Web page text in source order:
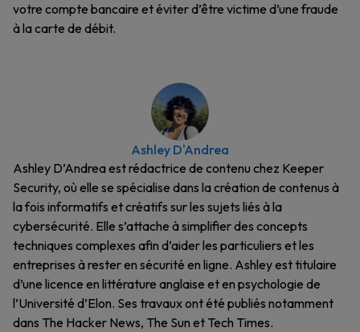
votre compte bancaire et éviter d’être victime d’une fraude
à la carte de débit.
Ashley D'Andrea
Ashley D’Andrea est rédactrice de contenu chez Keeper
Security, où elle se spécialise dans la création de contenus à
la fois informatifs et créatifs sur les sujets liés à la
cybersécurité. Elle s’attache à simplifier des concepts
techniques complexes afin d’aider les particuliers et les
entreprises à rester en sécurité en ligne. Ashley est titulaire
d’une licence en littérature anglaise et en psychologie de
l’Université d’Elon. Ses travaux ont été publiés notamment
dans The Hacker News, The Sun et Tech Times.